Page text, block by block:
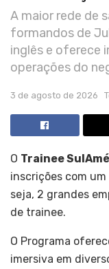
A maior rede de
formandos de
inglês e oferece
operações do
3 de agosto de 2026
O Trainee
inscrições com um
seja, 2 grandes
de trainee.
O Programa
imersiva em